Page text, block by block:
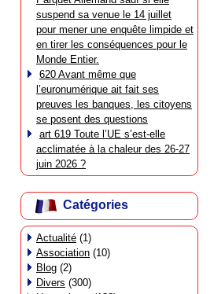
suspend sa venue le 14 juillet
pour mener une enquête limpide et
en tirer les conséquences pour le
Monde Entier.
620 Avant même que
l’euronumérique ait fait ses
preuves les banques, les citoyens
se posent des questions
art 619 Toute l’UE s’est-elle
acclimatée à la chaleur des 26-27
juin 2026 ?
Catégories
Actualité (1)
Association (10)
Blog (2)
Divers (300)